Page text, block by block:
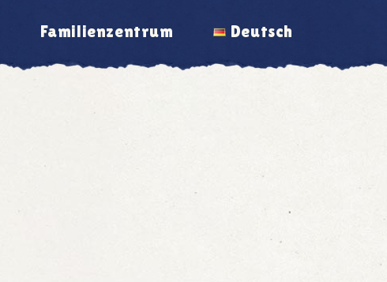
Familienzentrum Deutsch